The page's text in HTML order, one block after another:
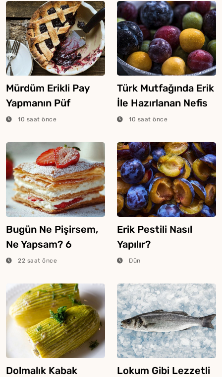
Mürdüm Erikli Pay
Yapmanın Püf
Noktaları
10 saat önce
Türk Mutfağında Erik
İle Hazırlanan Nefis
Yemekler
10 saat önce
Bugün Ne Pişirsem,
Ne Yapsam? 6
Ağustos 2026
22 saat önce
Erik Pestili Nasıl
Yapılır?
Dün
Dolmalık Kabak
Lokum Gibi Lezzetli